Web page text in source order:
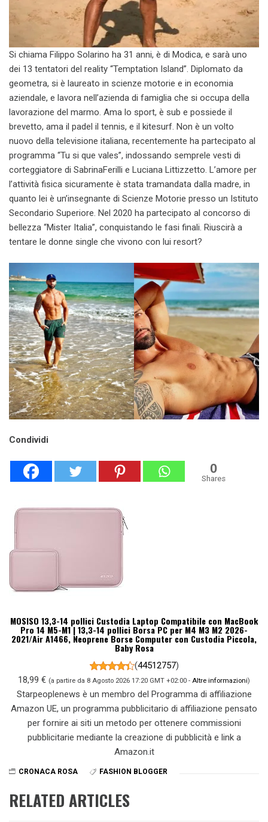
Si chiama Filippo Solarino ha 31 anni, è di Modica, e sarà uno
dei 13 tentatori del reality “Temptation Island”. Diplomato da
geometra, si è laureato in scienze motorie e in economia
aziendale, e lavora nell’azienda di famiglia che si occupa della
lavorazione del marmo. Ama lo sport, è sub e possiede il
brevetto, ama il padel il tennis, e il kitesurf. Non è un volto
nuovo della televisione italiana, recentemente ha partecipato al
programma “Tu si que vales”, indossando semprele vesti di
corteggiatore di SabrinaFerilli e Luciana Littizzetto. L’amore per
l’attività fisica sicuramente è stata tramandata dalla madre, in
quanto lei è un’insegnante di Scienze Motorie presso un Istituto
Secondario Superiore. Nel 2020 ha partecipato al concorso di
bellezza “Mister Italia”, conquistando le fasi finali. Riuscirà a
tentare le donne single che vivono con lui resort?
Condividi
0
Shares
MOSISO 13,3-14 pollici Custodia Laptop Compatibile con MacBook
Pro 14 M5-M1 | 13,3-14 pollici Borsa PC per M4 M3 M2 2026-
2021/Air A1466, Neoprene Borse Computer con Custodia Piccola,
Baby Rosa
(44512757)
18,99 € (a partire da 8 Agosto 2026 17:20 GMT +02:00 - Altre informazioni)
Starpeoplenews è un membro del Programma di affiliazione
Amazon UE, un programma pubblicitario di affiliazione pensato
per fornire ai siti un metodo per ottenere commissioni
pubblicitarie mediante la creazione di pubblicità e link a
Amazon.it
CRONACA ROSA FASHION BLOGGER
RELATED ARTICLES